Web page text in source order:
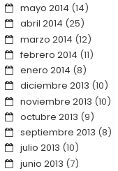
mayo 2014 (14)
abril 2014 (25)
marzo 2014 (12)
febrero 2014 (11)
enero 2014 (8)
diciembre 2013 (10)
noviembre 2013 (10)
octubre 2013 (9)
septiembre 2013 (8)
julio 2013 (10)
junio 2013 (7)